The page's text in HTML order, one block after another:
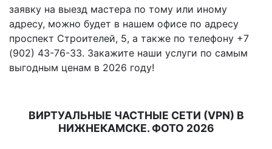
заявку на выезд мастера по тому или иному
адресу, можно будет в нашем офисе по адресу
проспект Строителей, 5, а также по телефону +7
(902) 43-76-33. Закажите наши услуги по самым
выгодным ценам в 2026 году!
ВИРТУАЛЬНЫЕ ЧАСТНЫЕ СЕТИ (VPN) В
НИЖНЕКАМСКЕ. ФОТО 2026